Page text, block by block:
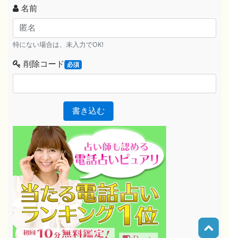
名前
特にない場合は、未入力でOK!
削除コード 必須
書き込む